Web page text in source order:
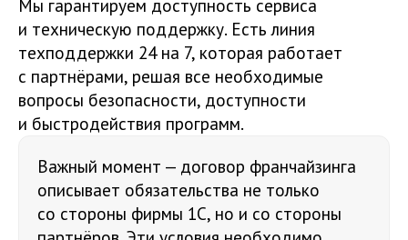
Мы гарантируем доступность сервиса
и техническую поддержку. Есть линия
техподдержки 24 на 7, которая работает
с партнёрами, решая все необходимые
вопросы безопасности, доступности
и быстродействия программ.
Важный момент — договор франчайзинга
описывает обязательства не только
со стороны фирмы 1С, но и со стороны